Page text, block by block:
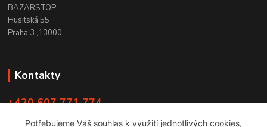
BAZARSTOP
Husitská 55
Praha 3 ,13000
Kontakty
+420 607 771 774
Potřebujeme Váš souhlas k využití jednotlivých cookies,